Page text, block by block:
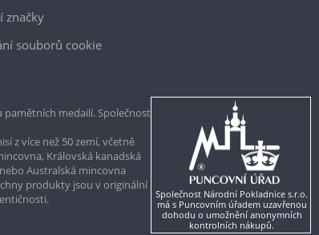
značky
souborů cookie
medailí. Společnost
z více než 50 zemí, včetně
Královská kanadská
Australská mincovna
produkty jsou v originální
Společnost Národní Pokladnice s.r.o.
má s Puncovním úřadem uzavřenou
dohodu o umožnění anonymních
kontrolních nákupů.